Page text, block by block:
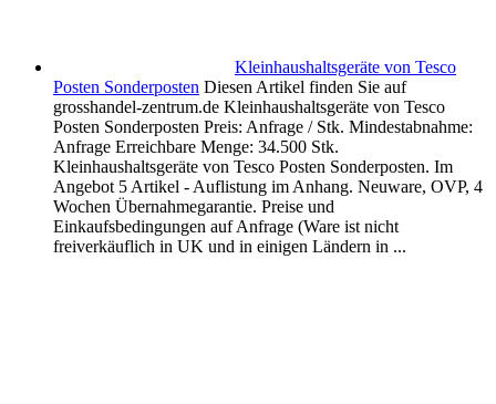
Kleinhaushaltsgeräte von Tesco
Posten Sonderposten Diesen Artikel finden Sie auf
grosshandel-zentrum.de Kleinhaushaltsgeräte von Tesco
Posten Sonderposten Preis: Anfrage / Stk. Mindestabnahme:
Anfrage Erreichbare Menge: 34.500 Stk.
Kleinhaushaltsgeräte von Tesco Posten Sonderposten. Im
Angebot 5 Artikel - Auflistung im Anhang. Neuware, OVP, 4
Wochen Übernahmegarantie. Preise und
Einkaufsbedingungen auf Anfrage (Ware ist nicht
freiverkäuflich in UK und in einigen Ländern in ...